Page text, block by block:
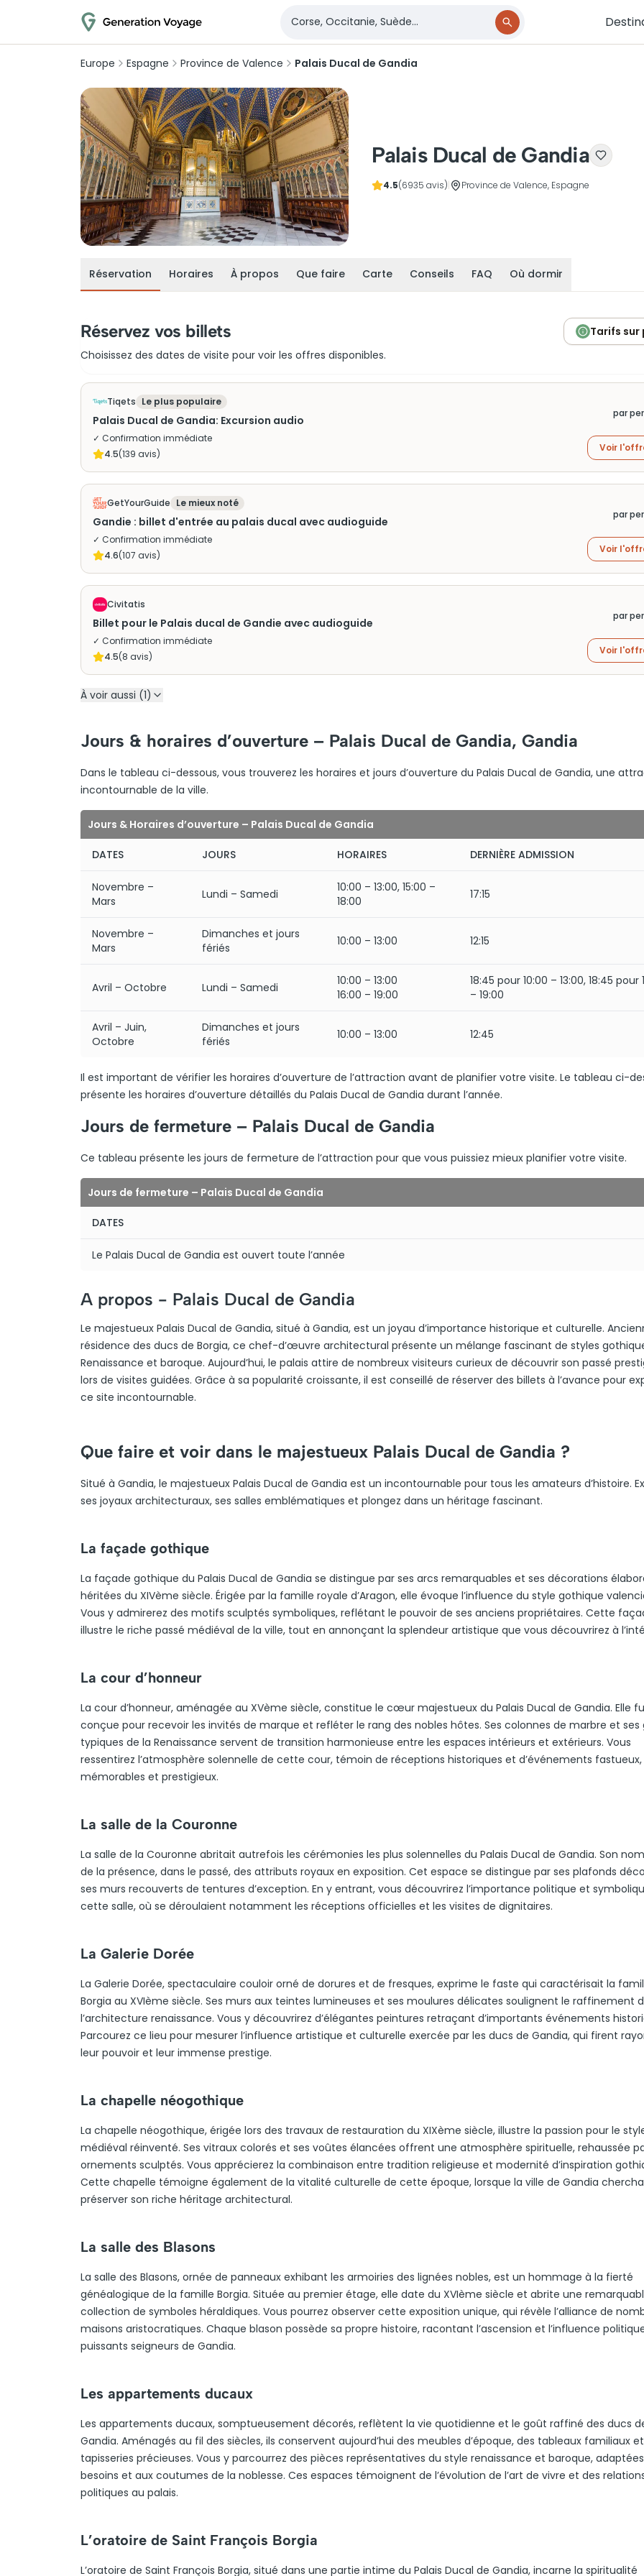
Europe Espagne Province de Valence Palais Ducal de Gandia
Palais Ducal de Gandia
4.5(6935 avis) Province de Valence, Espagne
Réservation Horaires À propos Que faire Carte Conseils FAQ Où dormir
Réservez vos billets
Choisissez des dates de visite pour voir les offres disponibles.
Tarifs sur
Tiqets Le plus populaire
Palais Ducal de Gandia: Excursion audio
✓ Confirmation immédiate
4.5(139 avis)
par
Voir
GetYourGuide Le mieux noté
Gandie : billet d'entrée au palais ducal avec audioguide
✓ Confirmation immédiate
4.6(107 avis)
par
Voir
Civitatis
Billet pour le Palais ducal de Gandie avec audioguide
✓ Confirmation immédiate
4.5(8 avis)
par
Voir
À voir aussi (1)
Jours & horaires d’ouverture – Palais Ducal de Gandia, Gandia
Dans le tableau ci-dessous, vous trouverez les horaires et jours d’ouverture du Palais Ducal de Gandia, une
incontournable de la ville.
Jours & Horaires d’ouverture – Palais Ducal de Gandia
DATES JOURS HORAIRES DERNIÈRE ADMISSION
Novembre –
Mars
Lundi – Samedi
10:00 – 13:00, 15:00 –
18:00
17:15
Novembre –
Mars
Dimanches et jours
fériés
10:00 – 13:00 12:15
Avril – Octobre Lundi – Samedi
10:00 – 13:00
16:00 – 19:00
18:45 pour 10:00 – 13:00, 18:45 pour
– 19:00
Avril – Juin,
Octobre
Dimanches et jours
fériés
10:00 – 13:00 12:45
Il est important de vérifier les horaires d’ouverture de l’attraction avant de planifier votre visite. Le tableau ci-
présente les horaires d’ouverture détaillés du Palais Ducal de Gandia durant l’année.
Jours de fermeture – Palais Ducal de Gandia
Ce tableau présente les jours de fermeture de l’attraction pour que vous puissiez mieux planifier votre visite.
Jours de fermeture – Palais Ducal de Gandia
DATES
Le Palais Ducal de Gandia est ouvert toute l’année
A propos - Palais Ducal de Gandia
Le majestueux Palais Ducal de Gandia, situé à Gandia, est un joyau d’importance historique et culturelle.
résidence des ducs de Borgia, ce chef-d’œuvre architectural présente un mélange fascinant de styles
Renaissance et baroque. Aujourd’hui, le palais attire de nombreux visiteurs curieux de découvrir son passé
lors de visites guidées. Grâce à sa popularité croissante, il est conseillé de réserver des billets à l’avance pour
ce site incontournable.
Que faire et voir dans le majestueux Palais Ducal de Gandia ?
Situé à Gandia, le majestueux Palais Ducal de Gandia est un incontournable pour tous les amateurs d’histoire.
ses joyaux architecturaux, ses salles emblématiques et plongez dans un héritage fascinant.
La façade gothique
La façade gothique du Palais Ducal de Gandia se distingue par ses arcs remarquables et ses décorations
héritées du XIVème siècle. Érigée par la famille royale d’Aragon, elle évoque l’influence du style gothique
Vous y admirerez des motifs sculptés symboliques, reflétant le pouvoir de ses anciens propriétaires. Cette
illustre le riche passé médiéval de la ville, tout en annonçant la splendeur artistique que vous découvrirez à
La cour d’honneur
La cour d’honneur, aménagée au XVème siècle, constitue le cœur majestueux du Palais Ducal de Gandia. Elle
conçue pour recevoir les invités de marque et refléter le rang des nobles hôtes. Ses colonnes de marbre et ses
typiques de la Renaissance servent de transition harmonieuse entre les espaces intérieurs et extérieurs. Vous
ressentirez l’atmosphère solennelle de cette cour, témoin de réceptions historiques et d’événements fastueux,
mémorables et prestigieux.
La salle de la Couronne
La salle de la Couronne abritait autrefois les cérémonies les plus solennelles du Palais Ducal de Gandia. Son
de la présence, dans le passé, des attributs royaux en exposition. Cet espace se distingue par ses plafonds
ses murs recouverts de tentures d’exception. En y entrant, vous découvrirez l’importance politique et
cette salle, où se déroulaient notamment les réceptions officielles et les visites de dignitaires.
La Galerie Dorée
La Galerie Dorée, spectaculaire couloir orné de dorures et de fresques, exprime le faste qui caractérisait la
Borgia au XVIème siècle. Ses murs aux teintes lumineuses et ses moulures délicates soulignent le raffinement
l’architecture renaissance. Vous y découvrirez d’élégantes peintures retraçant d’importants événements
Parcourez ce lieu pour mesurer l’influence artistique et culturelle exercée par les ducs de Gandia, qui firent
leur pouvoir et leur immense prestige.
La chapelle néogothique
La chapelle néogothique, érigée lors des travaux de restauration du XIXème siècle, illustre la passion pour le
médiéval réinventé. Ses vitraux colorés et ses voûtes élancées offrent une atmosphère spirituelle, rehaussée
ornements sculptés. Vous apprécierez la combinaison entre tradition religieuse et modernité d’inspiration
Cette chapelle témoigne également de la vitalité culturelle de cette époque, lorsque la ville de Gandia
préserver son riche héritage architectural.
La salle des Blasons
La salle des Blasons, ornée de panneaux exhibant les armoiries des lignées nobles, est un hommage à la fierté
généalogique de la famille Borgia. Située au premier étage, elle date du XVIème siècle et abrite une
collection de symboles héraldiques. Vous pourrez observer cette exposition unique, qui révèle l’alliance de
maisons aristocratiques. Chaque blason possède sa propre histoire, racontant l’ascension et l’influence
puissants seigneurs de Gandia.
Les appartements ducaux
Les appartements ducaux, somptueusement décorés, reflètent la vie quotidienne et le goût raffiné des ducs
Gandia. Aménagés au fil des siècles, ils conservent aujourd’hui des meubles d’époque, des tableaux familiaux
tapisseries précieuses. Vous y parcourrez des pièces représentatives du style renaissance et baroque,
besoins et aux coutumes de la noblesse. Ces espaces témoignent de l’évolution de l’art de vivre et des
politiques au palais.
L’oratoire de Saint François Borgia
L’oratoire de Saint François Borgia, situé dans une partie intime du Palais Ducal de Gandia, incarne la spiritualité